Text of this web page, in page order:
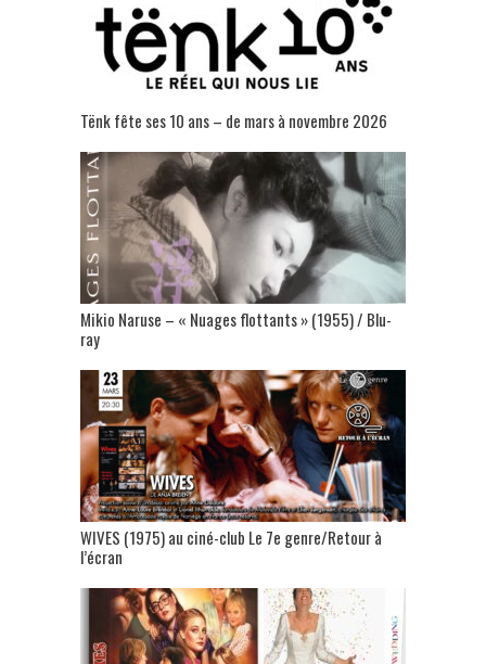
Tënk fête ses 10 ans – de mars à novembre 2026
Mikio Naruse – « Nuages flottants » (1955) / Blu-
ray
WIVES (1975) au ciné-club Le 7e genre/Retour à
l’écran